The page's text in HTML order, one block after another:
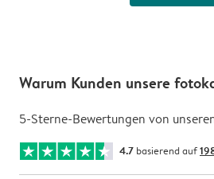
Warum Kunden unsere
5-Sterne-Bewertungen von
4.7 basierend auf